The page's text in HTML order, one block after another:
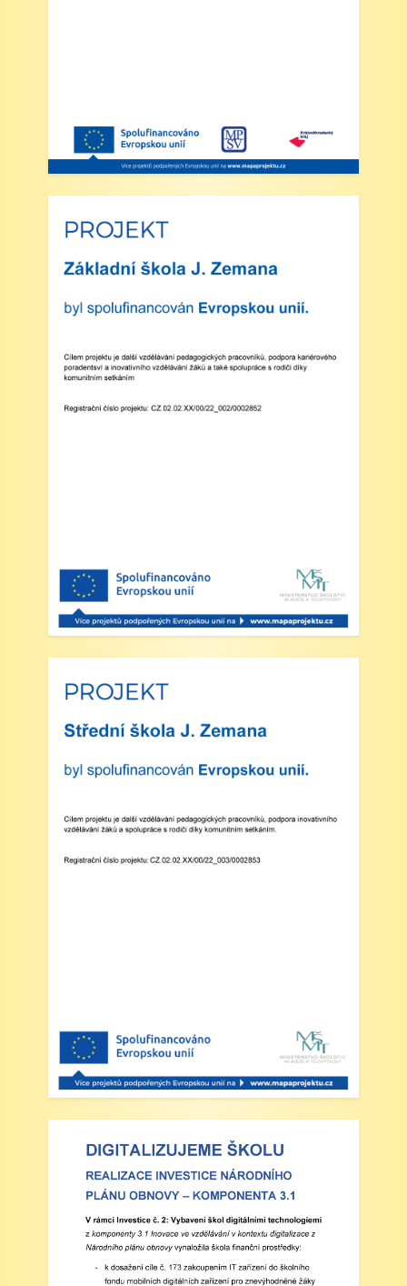
schválenou přihláškou do ŠD).
5. Projekt „Obědy do škol“: Zákonní zástupci
žáků, kteří budou do projektu zapojeni,
předloží škole platné potvrzení z Úřadu práce o
pobírání dávek hmotné nouze. Tito zákonní
zástupci budou dne 2. září 2025 kontaktováni
V Náchodě dne 20. srpna 2025 Ing. Ivo
Zveřejněno: 29.5.2025
Třídní výlet Liberec IV.třída
Zveřejněno: 20.5.2025
Výlet do ZOO Dvůr Králové n/L
Zveřejněno: 16.5.2025
plavecká výuka, V., VI. a VII.třída
Třídní schůzky dne 8. 4. 2025 od 13 - 16